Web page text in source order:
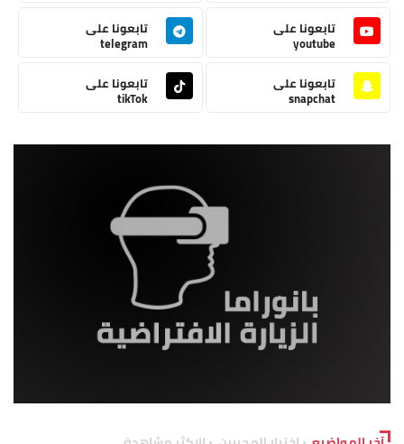
تابعونا على
youtube
تابعونا على
telegram
تابعونا على
snapchat
تابعونا على
tikTok